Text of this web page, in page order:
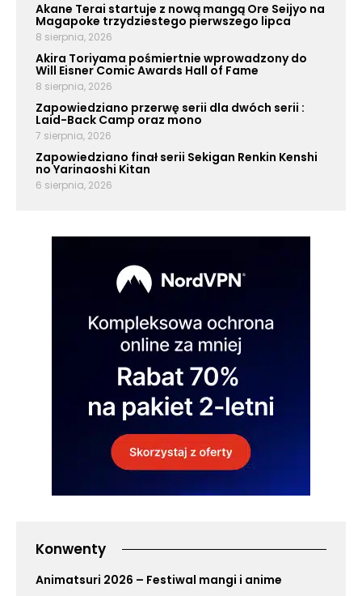
Akane Terai startuje z nową mangą Ore Seijyo na
Magapoke trzydziestego pierwszego lipca
8 sierpnia, 2026
Akira Toriyama pośmiertnie wprowadzony do
Will Eisner Comic Awards Hall of Fame
8 sierpnia, 2026
Zapowiedziano przerwę serii dla dwóch serii :
Laid-Back Camp oraz mono
7 sierpnia, 2026
Zapowiedziano finał serii Sekigan Renkin Kenshi
no Yarinaoshi Kitan
6 sierpnia, 2026
Konwenty
Animatsuri 2026 – Festiwal mangi i anime